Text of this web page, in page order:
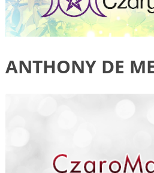
ANTHONY DE